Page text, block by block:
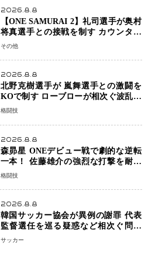
2026.8.8
【ONE SAMURAI 2】礼司選手が奥村
将真選手との接戦を制す カウンター
と正確な打撃で判定勝利
その他
2026.8.8
北野克樹選手が 嵐舞選手との激闘を
KOで制す ローブローが相次ぐ波乱の
展開…涙の勝利「生まれてくる娘のた
格闘技
2026.8.8
森昴星 ONEデビュー戦で劇的な逆転
一本！ 佐藤雄介の強烈な打撃を耐え
抜き、リアネイキッドチョークで勝利
格闘技
2026.8.8
韓国サッカー協会が異例の謝罪 代表
監督選任を巡る疑惑など相次ぐ問題
「組織の刷新」誓う
サッカー